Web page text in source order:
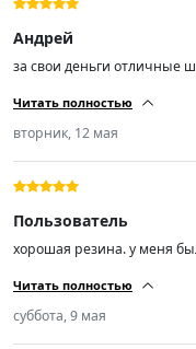
Андрей
за свои деньги отличные
Читать полностью
вторник, 12 мая
Пользователь
хорошая резина. у меня
доволен.спасибо.
Читать полностью
суббота, 9 мая